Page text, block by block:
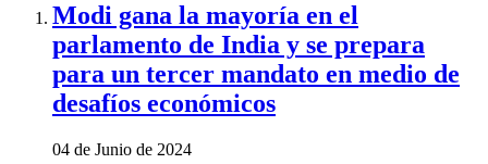
Modi gana la mayoría en el
parlamento de India y se prepara
para un tercer mandato en medio de
desafíos económicos
04 de Junio de 2024